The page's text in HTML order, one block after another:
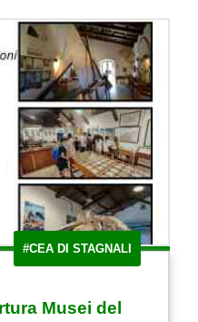
#CEA DI STAGNALI
Musei del